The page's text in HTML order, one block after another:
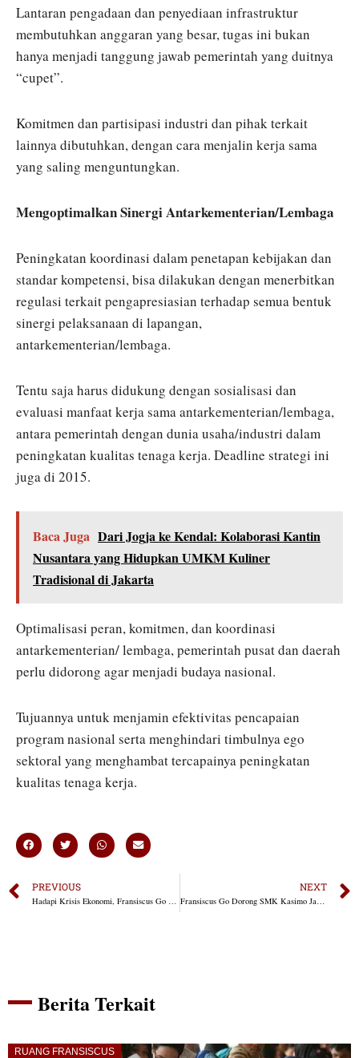
Lantaran pengadaan dan penyediaan infrastruktur
membutuhkan anggaran yang besar, tugas ini bukan
hanya menjadi tanggung jawab pemerintah yang duitnya
“cupet”.
Komitmen dan partisipasi industri dan pihak terkait
lainnya dibutuhkan, dengan cara menjalin kerja sama
yang saling menguntungkan.
Mengoptimalkan Sinergi Antarkementerian/Lembaga
Peningkatan koordinasi dalam penetapan kebijakan dan
standar kompetensi, bisa dilakukan dengan menerbitkan
regulasi terkait pengapresiasian terhadap semua bentuk
sinergi pelaksanaan di lapangan,
antarkementerian/lembaga.
Tentu saja harus didukung dengan sosialisasi dan
evaluasi manfaat kerja sama antarkementerian/lembaga,
antara pemerintah dengan dunia usaha/industri dalam
peningkatan kualitas tenaga kerja. Deadline strategi ini
juga di 2015.
Baca Juga Dari Jogja ke Kendal: Kolaborasi Kantin
Nusantara yang Hidupkan UMKM Kuliner
Tradisional di Jakarta
Optimalisasi peran, komitmen, dan koordinasi
antarkementerian/ lembaga, pemerintah pusat dan daerah
perlu didorong agar menjadi budaya nasional.
Tujuannya untuk menjamin efektivitas pencapaian
program nasional serta menghindari timbulnya ego
sektoral yang menghambat tercapainya peningkatan
kualitas tenaga kerja.
PREVIOUS
Hadapi Krisis Ekonomi, Fransiscus Go Minta Perkuat UMKM
NEXT
Fransiscus Go Dorong SMK Kasimo Jadi Sekolah Pertanian Unggulan di NTT
Berita Terkait
RUANG FRANSISCUS